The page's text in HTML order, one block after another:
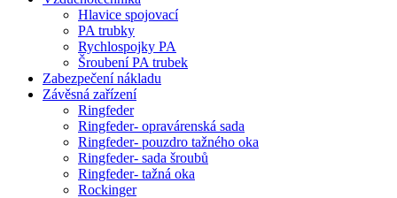
Hlavice spojovací
PA trubky
Rychlospojky PA
Šroubení PA trubek
Zabezpečení nákladu
Závěsná zařízení
Ringfeder
Ringfeder- opravárenská sada
Ringfeder- pouzdro tažného oka
Ringfeder- sada šroubů
Ringfeder- tažná oka
Rockinger